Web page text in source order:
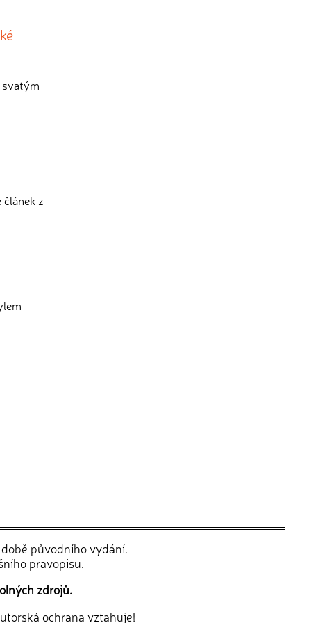
svatým
článek z
původního vydání.
pravopisu.
zdrojů.
ochrana vztahuje!